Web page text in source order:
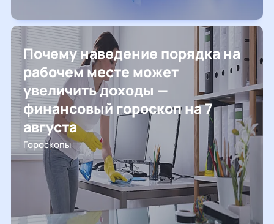
Почему наведение порядка на
рабочем месте может
увеличить доходы —
финансовый гороскоп на 7
августа
Гороскопы